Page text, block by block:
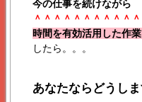
今の仕事を続けながら
＾＾＾＾＾＾＾＾＾＾＾
時間を有効活用した作
したら。。。
あなたならどうしま